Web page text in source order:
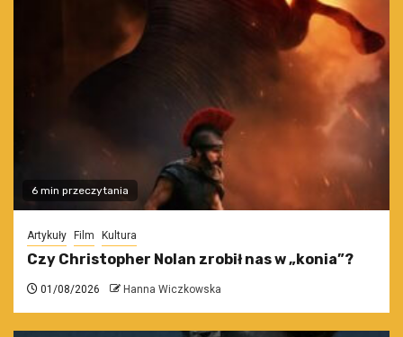
6 min przeczytania
Artykuły Film Kultura
Czy Christopher Nolan zrobił nas w „konia”?
01/08/2026 Hanna Wiczkowska